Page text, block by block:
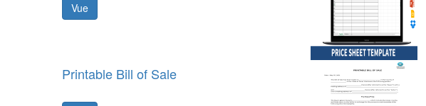
Vue
Printable Bill of Sale